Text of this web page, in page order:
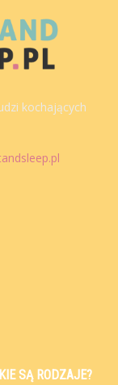
kochających
SĄ RODZAJE?